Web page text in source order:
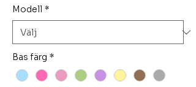
Modell *
Bas färg *